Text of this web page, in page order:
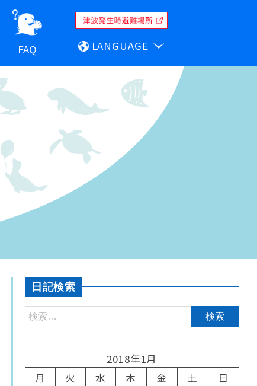
FAQ LANGUAGE
日記検索
2018年1月
月
火 水 木 金 土
日